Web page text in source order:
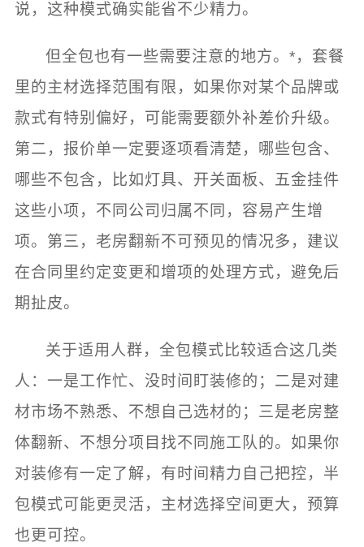
说，这种模式确实能省不少精力。
但全包也有一些需要注意的地方。*，套餐
里的主材选择范围有限，如果你对某个品牌或
款式有特别偏好，可能需要额外补差价升级。
第二，报价单一定要逐项看清楚，哪些包含、
哪些不包含，比如灯具、开关面板、五金挂件
这些小项，不同公司归属不同，容易产生增
项。第三，老房翻新不可预见的情况多，建议
在合同里约定变更和增项的处理方式，避免后
期扯皮。
关于适用人群，全包模式比较适合这几类
人：一是工作忙、没时间盯装修的；二是对建
材市场不熟悉、不想自己选材的；三是老房整
体翻新、不想分项目找不同施工队的。如果你
对装修有一定了解，有时间精力自己把控，半
包模式可能更灵活，主材选择空间更大，预算
也更可控。